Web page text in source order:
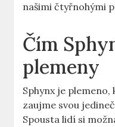
našimi čtyřnohými
Čím
plemeny
Sphynx je
zaujme svou
Spousta lidí si